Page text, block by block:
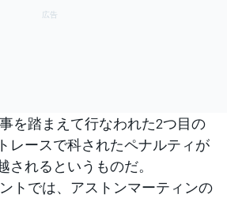
を踏まえて行なわれた2つ目の
レースで科されたペナルティが
されるというものだ。
トでは、アストンマーティンの